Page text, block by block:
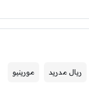
ريال مدريد مورينيو